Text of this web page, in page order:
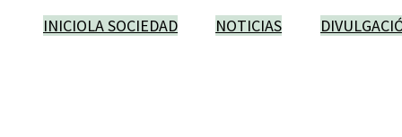
INICIOLA SOCIEDAD NOTICIAS